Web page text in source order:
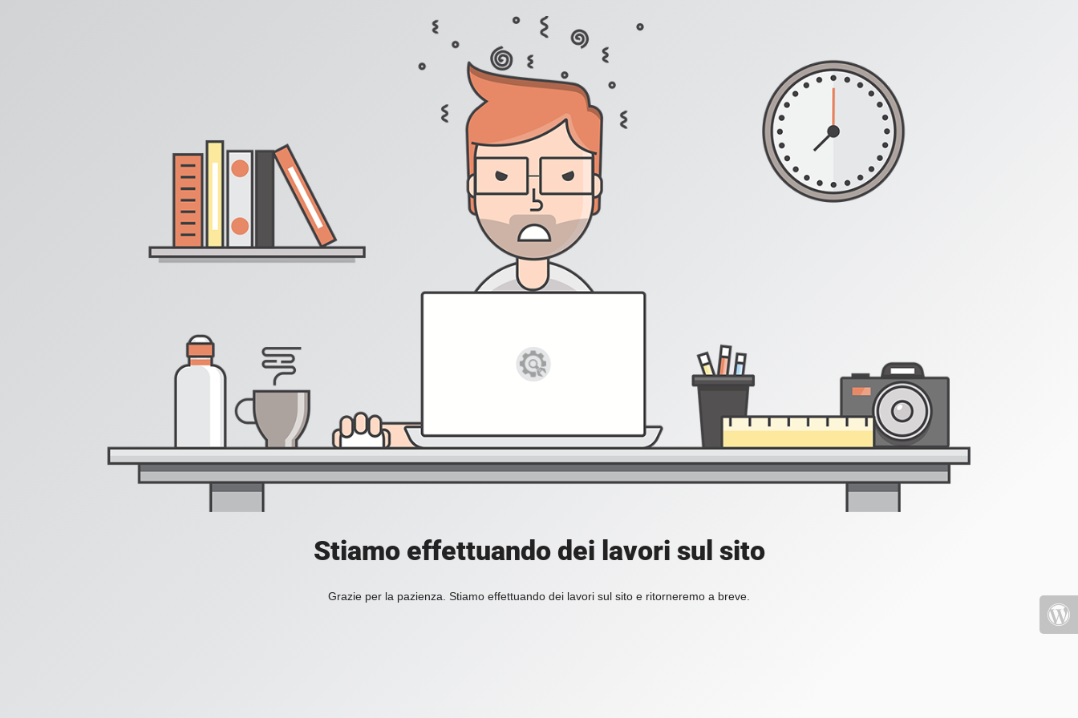
Stiamo effettuando dei lavori sul sito
Grazie per la pazienza. Stiamo effettuando dei lavori sul sito e ritorneremo a breve.